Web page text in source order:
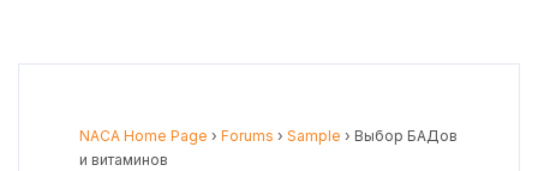
NACA Home Page › Forums › Sample › Выбор БАДов
и витаминов